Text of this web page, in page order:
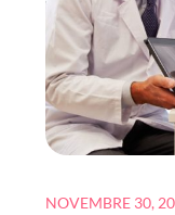
Posted
NOVEMBRE 30,